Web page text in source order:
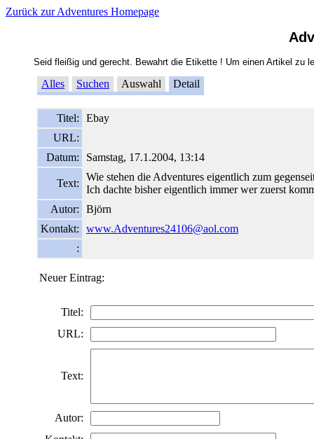
Zurück zur Adventures Homepage
Seid fleißig und gerecht. Bewahrt die Etikette ! Um einen Artikel zu
Alles Suchen Auswahl Detail
Titel:
Ebay
URL:
Datum:
Samstag, 17.1.2004, 13:14
Text:
Wie stehen die Adventures eigentlich zum
Ich dachte bisher eigentlich immer wer zuerst
Autor:
Björn
Kontakt:
www.Adventures24106@aol.com
:
Neuer Eintrag:
Titel:
URL:
Text:
Autor: